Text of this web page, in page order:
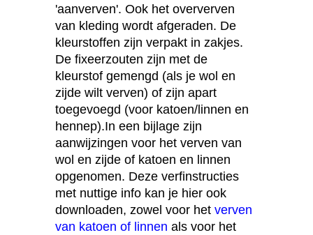
'aanverven'. Ook het oververven
van kleding wordt afgeraden. De
kleurstoffen zijn verpakt in zakjes.
De fixeerzouten zijn met de
kleurstof gemengd (als je wol en
zijde wilt verven) of zijn apart
toegevoegd (voor katoen/linnen en
hennep).In een bijlage zijn
aanwijzingen voor het verven van
wol en zijde of katoen en linnen
opgenomen. Deze verfinstructies
met nuttige info kan je hier ook
downloaden, zowel voor het verven
van katoen of linnen als voor het